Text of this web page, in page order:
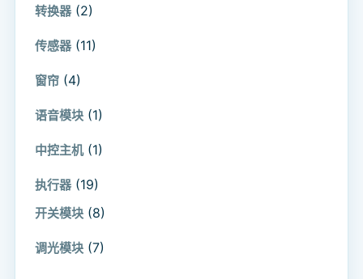
转换器 (2)
传感器 (11)
窗帘 (4)
语音模块 (1)
中控主机 (1)
执行器 (19)
开关模块 (8)
调光模块 (7)